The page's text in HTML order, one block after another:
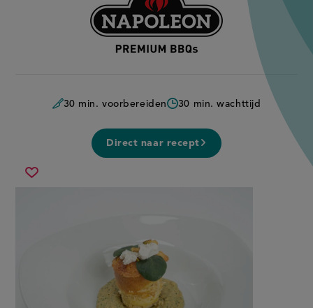
door:
30 min. voorbereiden 30 min. wachttijd
Direct naar recept
Sla
aardappelcakejes